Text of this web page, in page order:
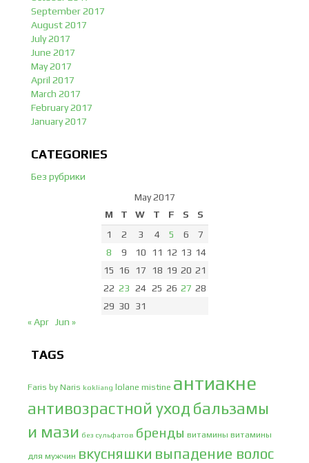
September 2017
August 2017
July 2017
June 2017
May 2017
April 2017
March 2017
February 2017
January 2017
CATEGORIES
Без рубрики
May 2017
M
T W T F S
S
1
2 3 4 5 6
7
8
9 10 11 12 13 14
15 16 17 18 19 20 21
22 23 24 25 26 27 28
29 30
31
« Apr
Jun »
TAGS
Faris by Naris kokliang lolane mistine антиакне
антивозрастной уход бальзамы
и мази без сульфатов бренды витамины витамины
для мужчин вкусняшки выпадение волос